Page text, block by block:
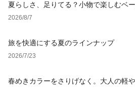
夏らしさ、足りてる？小物で楽しむベ
2026/8/7
旅を快適にする夏のラインナップ
2026/7/23
春めきカラーをさりげなく。大人の軽